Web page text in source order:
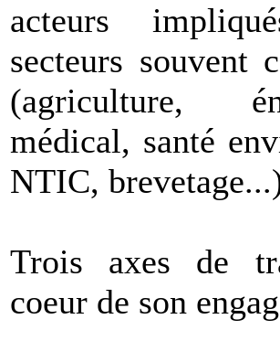
acteurs
secteurs souvent
(agriculture,
médical, santé
NTIC,
Trois axes de
coeur de son